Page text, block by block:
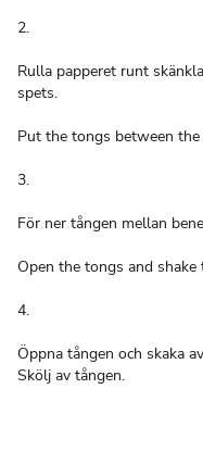
2.
Rulla papperet runt
spets.
Put the tongs between
3.
För ner tången mellan
Open the tongs and
4.
Öppna tången och skaka
Skölj av tången.